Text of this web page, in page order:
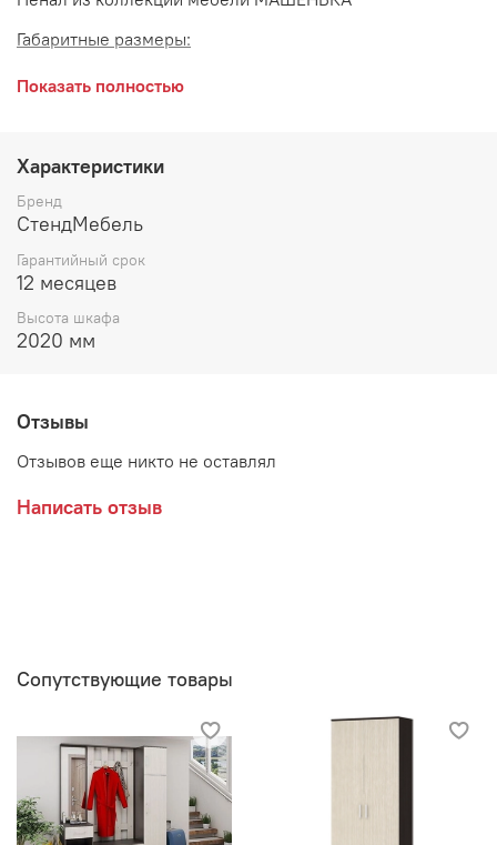
Габаритные размеры:
длина 400 мм
высота 2020 мм
Цвет:
Показать полностью
Характеристики
Бренд
СтендМебель
Гарантийный срок
12 месяцев
Высота шкафа
2020 мм
Отзывы
Отзывов еще никто не оставлял
Написать отзыв
Сопутствующие товары